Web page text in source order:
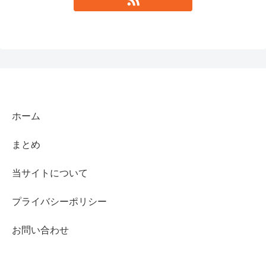
ホーム
まとめ
当サイトについて
プライバシーポリシー
お問い合わせ